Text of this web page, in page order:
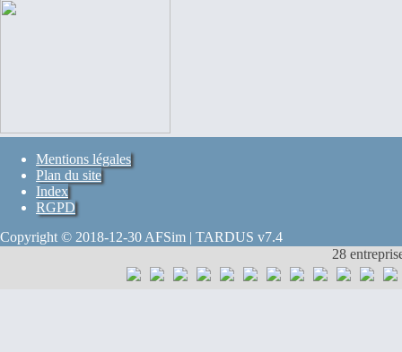
Mentions légales
Plan du site
Index
RGPD
Copyright © 2018-12-30 AFSim | TARDUS v7.4
28